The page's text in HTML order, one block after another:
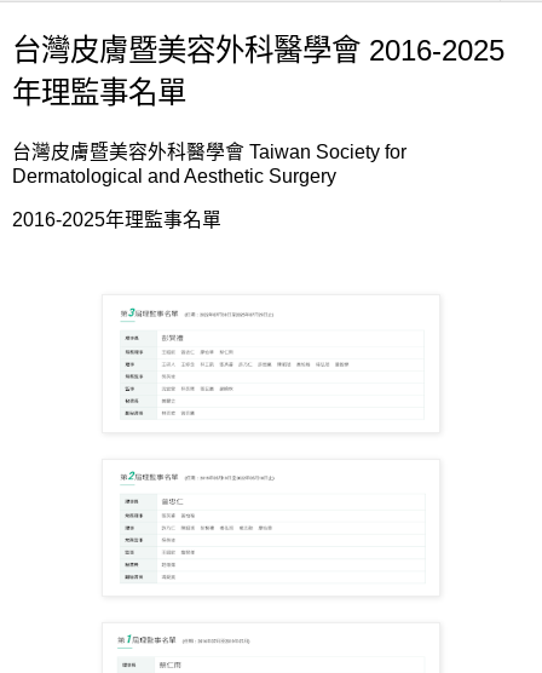
台灣皮膚暨美容外科醫學會 2016-2025
年理監事名單
台灣皮膚暨美容外科醫學會 Taiwan Society for
Dermatological and Aesthetic Surgery
2016-2025年理監事名單